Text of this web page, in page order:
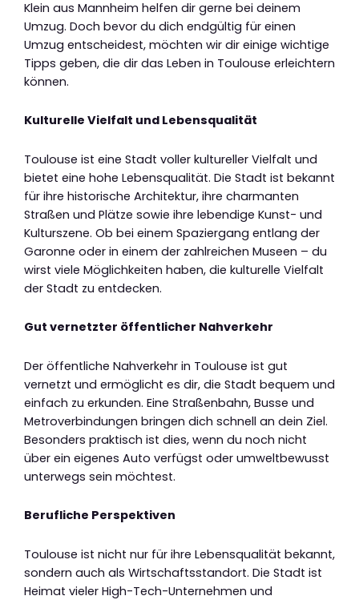
Klein aus Mannheim helfen dir gerne bei deinem
Umzug. Doch bevor du dich endgültig für einen
Umzug entscheidest, möchten wir dir einige wichtige
Tipps geben, die dir das Leben in Toulouse erleichtern
können.
Kulturelle Vielfalt und Lebensqualität
Toulouse ist eine Stadt voller kultureller Vielfalt und
bietet eine hohe Lebensqualität. Die Stadt ist bekannt
für ihre historische Architektur, ihre charmanten
Straßen und Plätze sowie ihre lebendige Kunst- und
Kulturszene. Ob bei einem Spaziergang entlang der
Garonne oder in einem der zahlreichen Museen – du
wirst viele Möglichkeiten haben, die kulturelle Vielfalt
der Stadt zu entdecken.
Gut vernetzter öffentlicher Nahverkehr
Der öffentliche Nahverkehr in Toulouse ist gut
vernetzt und ermöglicht es dir, die Stadt bequem und
einfach zu erkunden. Eine Straßenbahn, Busse und
Metroverbindungen bringen dich schnell an dein Ziel.
Besonders praktisch ist dies, wenn du noch nicht
über ein eigenes Auto verfügst oder umweltbewusst
unterwegs sein möchtest.
Berufliche Perspektiven
Toulouse ist nicht nur für ihre Lebensqualität bekannt,
sondern auch als Wirtschaftsstandort. Die Stadt ist
Heimat vieler High-Tech-Unternehmen und